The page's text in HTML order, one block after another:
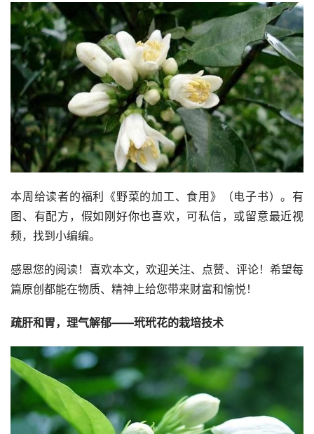
本周给读者的福利《野菜的加工、食用》（电子书）。有
图、有配方，假如刚好你也喜欢，可私信，或留意最近视
频，找到小编编。
感恩您的阅读！喜欢本文，欢迎关注、点赞、评论！希望每
篇原创都能在物质、精神上给您带来财富和愉悦！
疏肝和胃，理气解郁——玳玳花的栽培技术